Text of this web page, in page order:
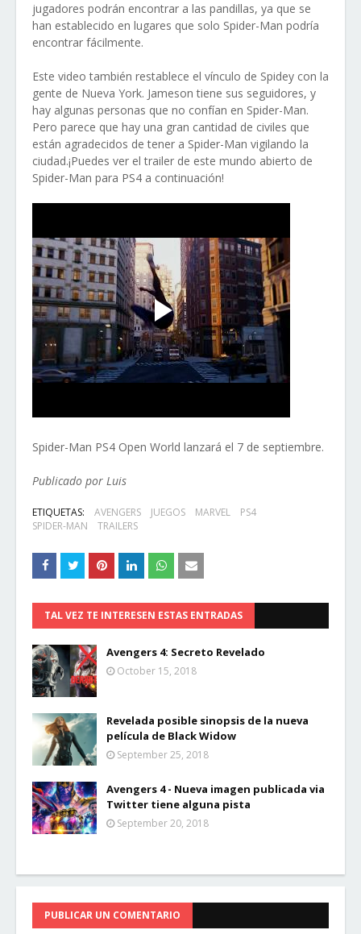
jugadores podrán encontrar a las pandillas, ya que se
han establecido en lugares que solo Spider-Man podría
encontrar fácilmente.
Este video también restablece el vínculo de Spidey con la
gente de Nueva York. Jameson tiene sus seguidores, y
hay algunas personas que no confían en Spider-Man.
Pero parece que hay una gran cantidad de civiles que
están agradecidos de tener a Spider-Man vigilando la
ciudad.¡Puedes ver el trailer de este mundo abierto de
Spider-Man para PS4 a continuación!
Spider-Man PS4 Open World lanzará el 7 de septiembre.
Publicado por Luis
ETIQUETAS: AVENGERS JUEGOS MARVEL
PS4
SPIDER-MAN
TRAILERS
TAL VEZ TE INTERESEN ESTAS ENTRADAS
Avengers 4: Secreto Revelado
October 15, 2018
Revelada posible sinopsis de la nueva
película de Black Widow
September 25, 2018
Avengers 4 - Nueva imagen publicada via
Twitter tiene alguna pista
September 20, 2018
PUBLICAR UN COMENTARIO